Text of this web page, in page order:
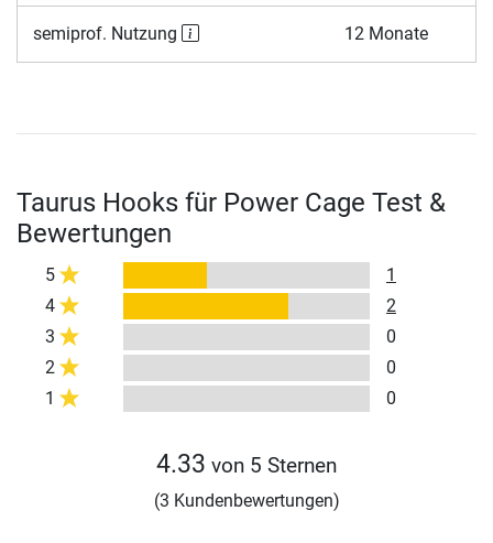
semiprof. Nutzung 12 Monate
Taurus Hooks für Power Cage Test &
Bewertungen
5
1
4
2
3
0
2
0
1
0
4.33 von 5 Sternen
(3 Kundenbewertungen)